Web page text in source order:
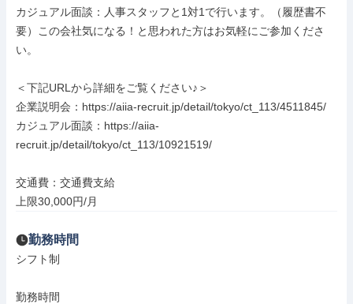
カジュアル面談：人事スタッフと1対1で行います。（履歴書不
要）この会社気になる！と思われた方はお気軽にご参加くださ
い。
＜下記URLから詳細をご覧ください♪＞
企業説明会：https://aiia-recruit.jp/detail/tokyo/ct_113/4511845/
カジュアル面談：https://aiia-
recruit.jp/detail/tokyo/ct_113/10921519/
交通費：交通費支給
上限30,000円/月
勤務時間
シフト制
勤務時間